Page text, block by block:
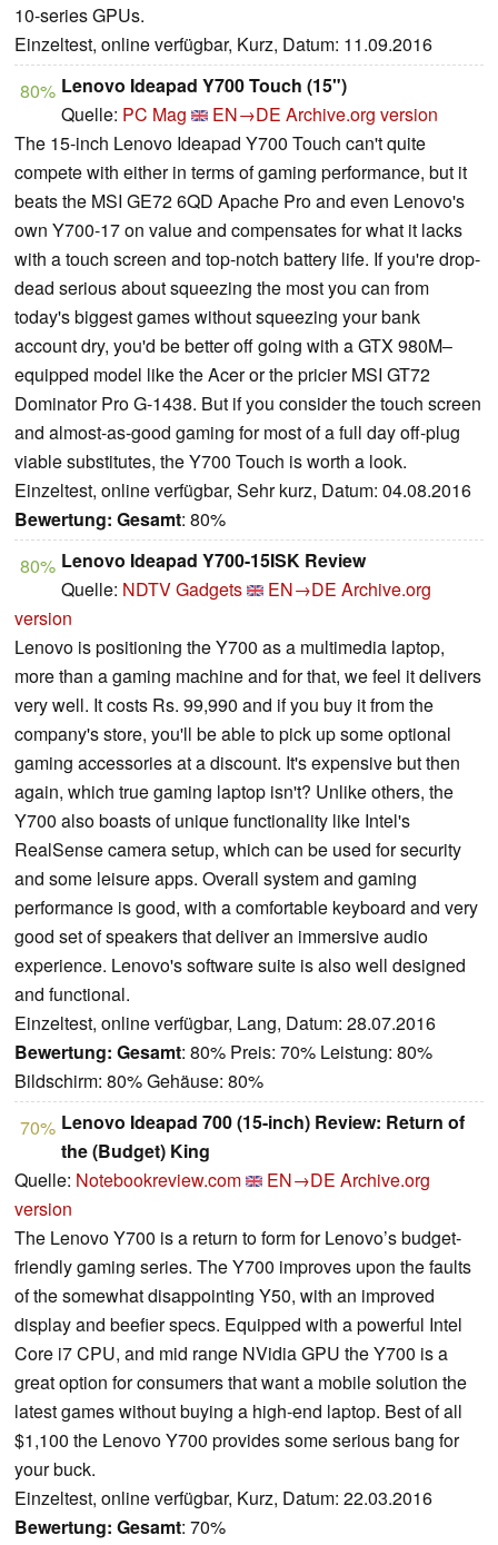
10-series GPUs.
Einzeltest, online verfügbar, Kurz, Datum: 11.09.2016
80% Lenovo Ideapad Y700 Touch (15")
Quelle: PC Mag EN→DE Archive.org version
The 15-inch Lenovo Ideapad Y700 Touch can't quite
compete with either in terms of gaming performance, but it
beats the MSI GE72 6QD Apache Pro and even Lenovo's
own Y700-17 on value and compensates for what it lacks
with a touch screen and top-notch battery life. If you're drop-
dead serious about squeezing the most you can from
today's biggest games without squeezing your bank
account dry, you'd be better off going with a GTX 980M–
equipped model like the Acer or the pricier MSI GT72
Dominator Pro G-1438. But if you consider the touch screen
and almost-as-good gaming for most of a full day off-plug
viable substitutes, the Y700 Touch is worth a look.
Einzeltest, online verfügbar, Sehr kurz, Datum: 04.08.2016
Bewertung: Gesamt: 80%
80% Lenovo Ideapad Y700-15ISK Review
Quelle: NDTV Gadgets EN→DE Archive.org
version
Lenovo is positioning the Y700 as a multimedia laptop,
more than a gaming machine and for that, we feel it delivers
very well. It costs Rs. 99,990 and if you buy it from the
company's store, you'll be able to pick up some optional
gaming accessories at a discount. It's expensive but then
again, which true gaming laptop isn't? Unlike others, the
Y700 also boasts of unique functionality like Intel's
RealSense camera setup, which can be used for security
and some leisure apps. Overall system and gaming
performance is good, with a comfortable keyboard and very
good set of speakers that deliver an immersive audio
experience. Lenovo's software suite is also well designed
and functional.
Einzeltest, online verfügbar, Lang, Datum: 28.07.2016
Bewertung: Gesamt: 80% Preis: 70% Leistung: 80%
Bildschirm: 80% Gehäuse: 80%
70% Lenovo Ideapad 700 (15-inch) Review: Return of
the (Budget) King
Quelle: Notebookreview.com EN→DE Archive.org
version
The Lenovo Y700 is a return to form for Lenovo’s budget-
friendly gaming series. The Y700 improves upon the faults
of the somewhat disappointing Y50, with an improved
display and beefier specs. Equipped with a powerful Intel
Core i7 CPU, and mid range NVidia GPU the Y700 is a
great option for consumers that want a mobile solution the
latest games without buying a high-end laptop. Best of all
$1,100 the Lenovo Y700 provides some serious bang for
your buck.
Einzeltest, online verfügbar, Kurz, Datum: 22.03.2016
Bewertung: Gesamt: 70%